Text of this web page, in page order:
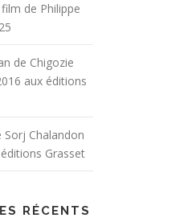
de Philippe
de Chigozie
aux éditions
Sorj Chalandon
Grasset
RÉCENTS